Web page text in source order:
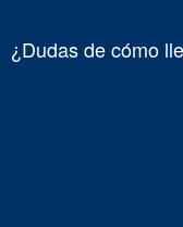
¿Dudas de cómo